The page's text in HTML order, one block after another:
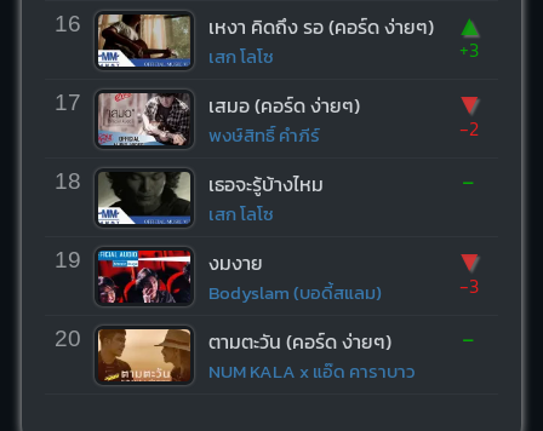
16 เหงา คิดถึง รอ (คอร์ด ง่ายๆ)
เสก โลโซ
▲
+3
17 เสมอ (คอร์ด ง่ายๆ)
พงษ์สิทธิ์ คำภีร์
▼
-2
18 เธอจะรู้บ้างไหม
เสก โลโซ
-
19 งมงาย
Bodyslam (บอดี้สแลม)
▼
-3
20 ตามตะวัน (คอร์ด ง่ายๆ)
NUM KALA x แอ๊ด คาราบาว
-